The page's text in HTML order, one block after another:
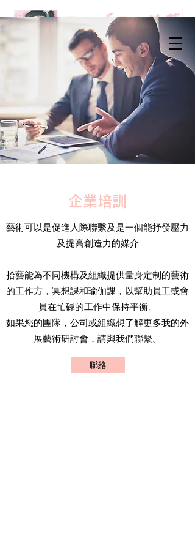
企業培訓
藝術可以是促進人際聯繫及是一個能抒發壓力
及提高創造力的媒介
拾藝能為不同機構及組織提供量身定制的藝術
的工作方，冥想課和瑜伽課，以幫助員工或會
員在忙碌的工作中保持平衡。
如果您的團隊，公司或組織想了解更多我的外
展藝術研討會，請與我們聯繫。
聯絡